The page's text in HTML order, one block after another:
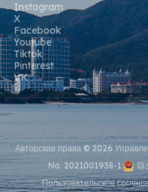
Instagram
X
Facebook
Youtube
Tiktok
Pinterest
VK
Авторские права © 2026
No. 2021001938-1
琼
Пользовательское